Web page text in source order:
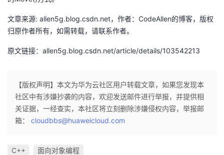
文章来源: allen5g.blog.csdn.net，作者：CodeAllen的博客，版权
归原作者所有，如需转载，请联系作者。
原文链接：allen5g.blog.csdn.net/article/details/103542213
【版权声明】本文为华为云社区用户转载文章，如果您发现本
社区中有涉嫌抄袭的内容，欢迎发送邮件进行举报，并提供相
关证据，一经查实，本社区将立刻删除涉嫌侵权内容，举报邮
箱： cloudbbs@huaweicloud.com
C++ 面向对象编程